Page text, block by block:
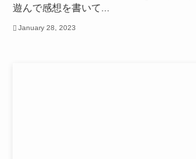
遊んで感想を書いて...
January 28, 2023